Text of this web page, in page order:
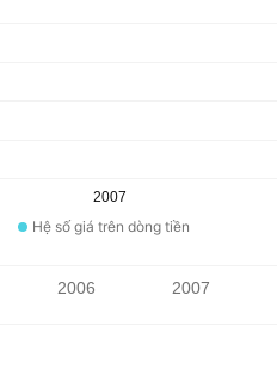
2007
Hệ số giá trên dòng tiền
2006 2007